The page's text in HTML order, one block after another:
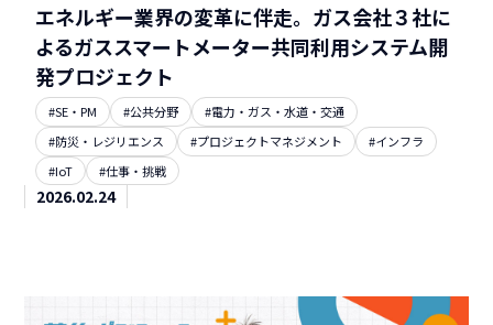
エネルギー業界の変革に伴走。ガス会社３社に
よるガススマートメーター共同利用システム開
発プロジェクト
#SE・PM #公共分野
#電力・ガス・水道・交通
#防災・レジリエンス
#プロジェクトマネジメント
#インフラ
#IoT
#仕事・挑戦
2026.02.24